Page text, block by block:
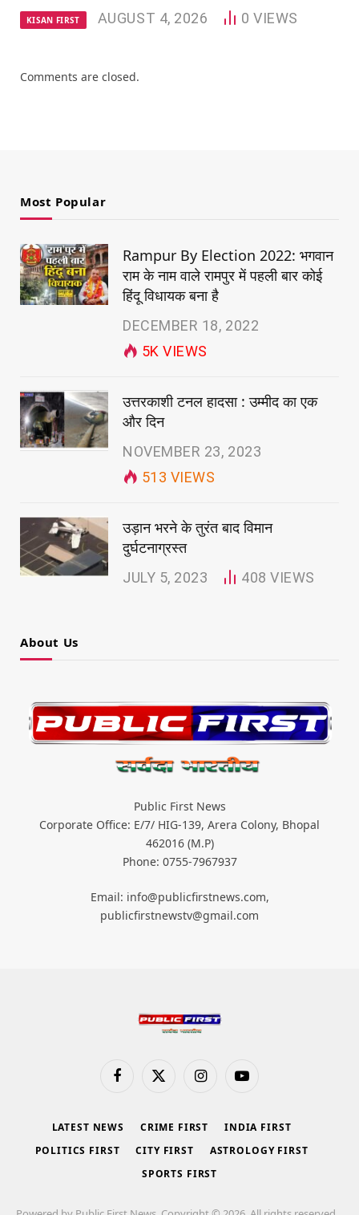
KISAN FIRST AUGUST 4, 2026 0VIEWS
Comments are closed.
Most Popular
Rampur By Election 2022: भगवान
राम के नाम वाले रामपुर में पहली बार कोई
हिंदू विधायक बना है
DECEMBER 18, 2022
5KVIEWS
उत्तरकाशी टनल हादसा : उम्मीद का एक
और दिन
NOVEMBER 23, 2023
513 VIEWS
उड़ान भरने के तुरंत बाद विमान
दुर्घटनाग्रस्त
JULY 5, 2023 408VIEWS
About Us
Public First News
Corporate Office: E/7/ HIG-139, Arera Colony, Bhopal
462016 (M.P)
Phone: 0755-7967937
Email: info@publicfirstnews.com,
publicfirstnewstv@gmail.com
FacebookX
InstagramYouTube
LATEST NEWS CRIME FIRST
INDIA FIRST
POLITICS FIRST
CITY FIRST
ASTROLOGY FIRST
SPORTS FIRST